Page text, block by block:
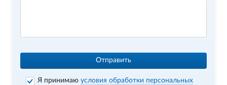
Отправить
Я принимаюусловия обработки персональных